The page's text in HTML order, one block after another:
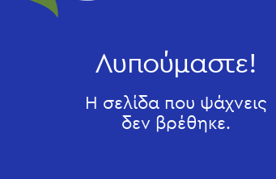
Λυπούμαστε!
Η σελίδα που ψάχνεις
δεν βρέθηκε.